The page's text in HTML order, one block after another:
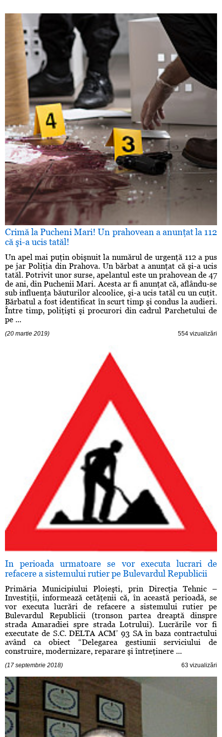
Crimă la Pucheni Mari! Un prahovean a anunţat la 112
că şi-a ucis tatăl!
Un apel mai puţin obişnuit la numărul de urgenţă 112 a pus
pe jar Poliţia din Prahova. Un bărbat a anunţat că şi-a ucis
tatăl. Potrivit unor surse, apelantul este un prahovean de 47
de ani, din Puchenii Mari. Acesta ar fi anunţat că, aflându-se
sub influenţa băuturilor alcoolice, şi-a ucis tatăl cu un cuţit.
Bărbatul a fost identificat în scurt timp şi condus la audieri.
Între timp, poliţişti şi procurori din cadrul Parchetului de
pe ...
(20 martie 2019) 554 vizualizări
In perioada urmatoare se vor executa lucrari de
refacere a sistemului rutier pe Bulevardul Republicii
Primăria Municipiului Ploieşti, prin Direcţia Tehnic –
Investiţii, informează cetăţenii că, în această perioadă, se
vor executa lucrări de refacere a sistemului rutier pe
Bulevardul Republicii (tronson partea dreaptă dinspre
strada Amaradiei spre strada Lotrului). Lucrările vor fi
executate de S.C. DELTA ACM’ 93 SA în baza contractului
având ca obiect “Delegarea gestiunii serviciului de
construire, modernizare, reparare şi întreţinere ...
(17 septembrie 2018) 63 vizualizări